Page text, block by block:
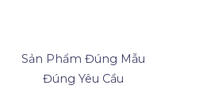
Sản Phẩm Đúng Mẫu
Đúng Yêu Cầu